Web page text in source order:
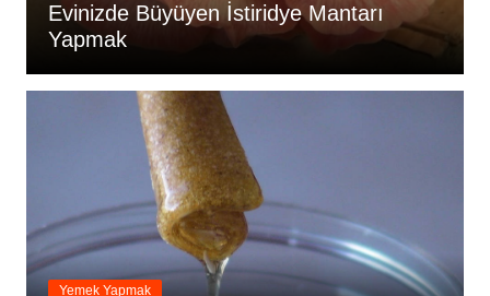
Evinizde Büyüyen İstiridye Mantarı
Yapmak
Yemek Yapmak